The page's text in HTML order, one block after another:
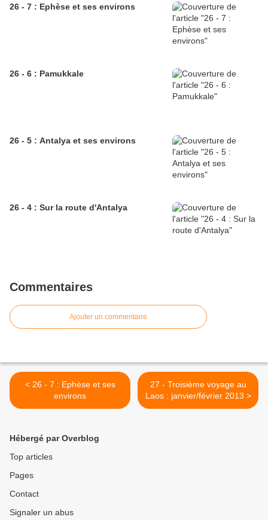
26 - 7 : Ephèse et ses environs
26 - 6 : Pamukkale
26 - 5 : Antalya et ses environs
26 - 4 : Sur la route d'Antalya
Commentaires
Ajouter un commentaire
< 26 - 7 : Ephèse et ses
environs
27 - Troisième voyage au
Laos : janvier/février 2013 >
Hébergé par Overblog
Top articles
Pages
Contact
Signaler un abus